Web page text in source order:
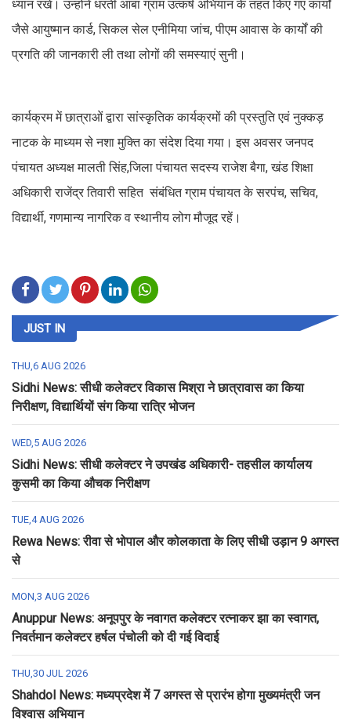
ध्यान रखें। उन्होंने धरती आबा ग्राम उत्कर्ष अभियान के तहत किए गए कार्यों
जैसे आयुष्मान कार्ड, सिकल सेल एनीमिया जांच, पीएम आवास के कार्यों की
प्रगति की जानकारी ली तथा लोगों की समस्याएं सुनी।
कार्यक्रम में छात्राओं द्वारा सांस्कृतिक कार्यक्रमों की प्रस्तुति एवं नुक्कड़
नाटक के माध्यम से नशा मुक्ति का संदेश दिया गया। इस अवसर जनपद
पंचायत अध्यक्ष मालती सिंह,जिला पंचायत सदस्य राजेश बैगा, खंड शिक्षा
अधिकारी राजेंद्र तिवारी सहित संबंधित ग्राम पंचायत के सरपंच, सचिव,
विद्यार्थी, गणमान्य नागरिक व स्थानीय लोग मौजूद रहें।
JUST IN
THU,6 AUG 2026
Sidhi News: सीधी कलेक्टर विकास मिश्रा ने छात्रावास का किया
निरीक्षण, विद्यार्थियों संग किया रात्रि भोजन
WED,5 AUG 2026
Sidhi News: सीधी कलेक्टर ने उपखंड अधिकारी- तहसील कार्यालय
कुसमी का किया औचक निरीक्षण
TUE,4 AUG 2026
Rewa News: रीवा से भोपाल और कोलकाता के लिए सीधी उड़ान 9 अगस्त
से
MON,3 AUG 2026
Anuppur News: अनूपपुर के नवागत कलेक्टर रत्नाकर झा का स्वागत,
निवर्तमान कलेक्टर हर्षल पंचोली को दी गई विदाई
THU,30 JUL 2026
Shahdol News: मध्यप्रदेश में 7 अगस्त से प्रारंभ होगा मुख्यमंत्री जन
विश्वास अभियान